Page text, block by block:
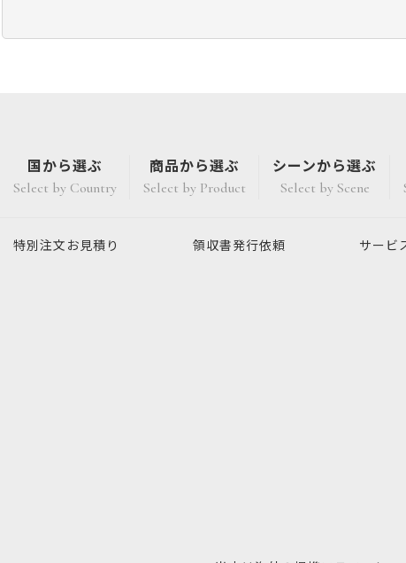
国から選ぶ
Select by Country
商品から選ぶ
Select by Product
シーンから選ぶ
Select by Scene
特別注文 お見積り 領収書発行依頼 サービ